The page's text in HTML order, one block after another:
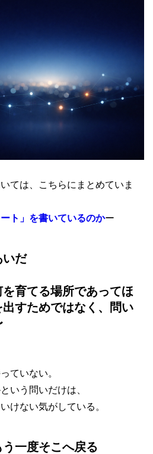
ては、こちらにまとめていま
ト」を書いているのかー
いだ
育てる場所であってほ
すためではなく、問い
ていない。
いう問いだけは、
けない気がしている。
一度そこへ戻る